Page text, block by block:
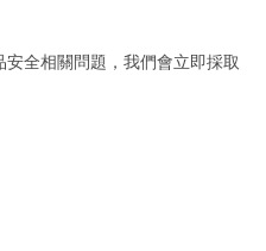
全相關問題，我們會立即採取